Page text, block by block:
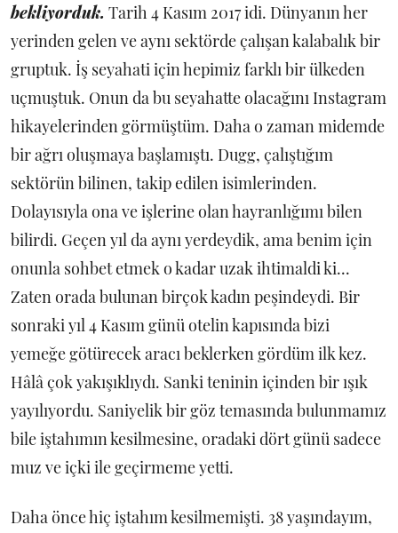
bekliyorduk. Tarih 4 Kasım 2017 idi. Dünyanın her
yerinden gelen ve aynı sektörde çalışan kalabalık bir
gruptuk. İş seyahati için hepimiz farklı bir ülkeden
uçmuştuk. Onun da bu seyahatte olacağını Instagram
hikayelerinden görmüştüm. Daha o zaman midemde
bir ağrı oluşmaya başlamıştı. Dugg, çalıştığım
sektörün bilinen, takip edilen isimlerinden.
Dolayısıyla ona ve işlerine olan hayranlığımı bilen
bilirdi. Geçen yıl da aynı yerdeydik, ama benim için
onunla sohbet etmek o kadar uzak ihtimaldi ki...
Zaten orada bulunan birçok kadın peşindeydi. Bir
sonraki yıl 4 Kasım günü otelin kapısında bizi
yemeğe götürecek aracı beklerken gördüm ilk kez.
Hâlâ çok yakışıklıydı. Sanki teninin içinden bir ışık
yayılıyordu. Saniyelik bir göz temasında bulunmamız
bile iştahımın kesilmesine, oradaki dört günü sadece
muz ve içki ile geçirmeme yetti.
Daha önce hiç iştahım kesilmemişti. 38 yaşındayım,